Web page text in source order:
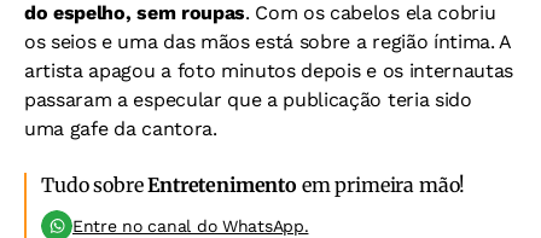
do espelho, sem roupas. Com os cabelos ela cobriu
os seios e uma das mãos está sobre a região íntima. A
artista apagou a foto minutos depois e os internautas
passaram a especular que a publicação teria sido
uma gafe da cantora.
Tudo sobreEntretenimento em primeira mão!
Entre no canal do WhatsApp.